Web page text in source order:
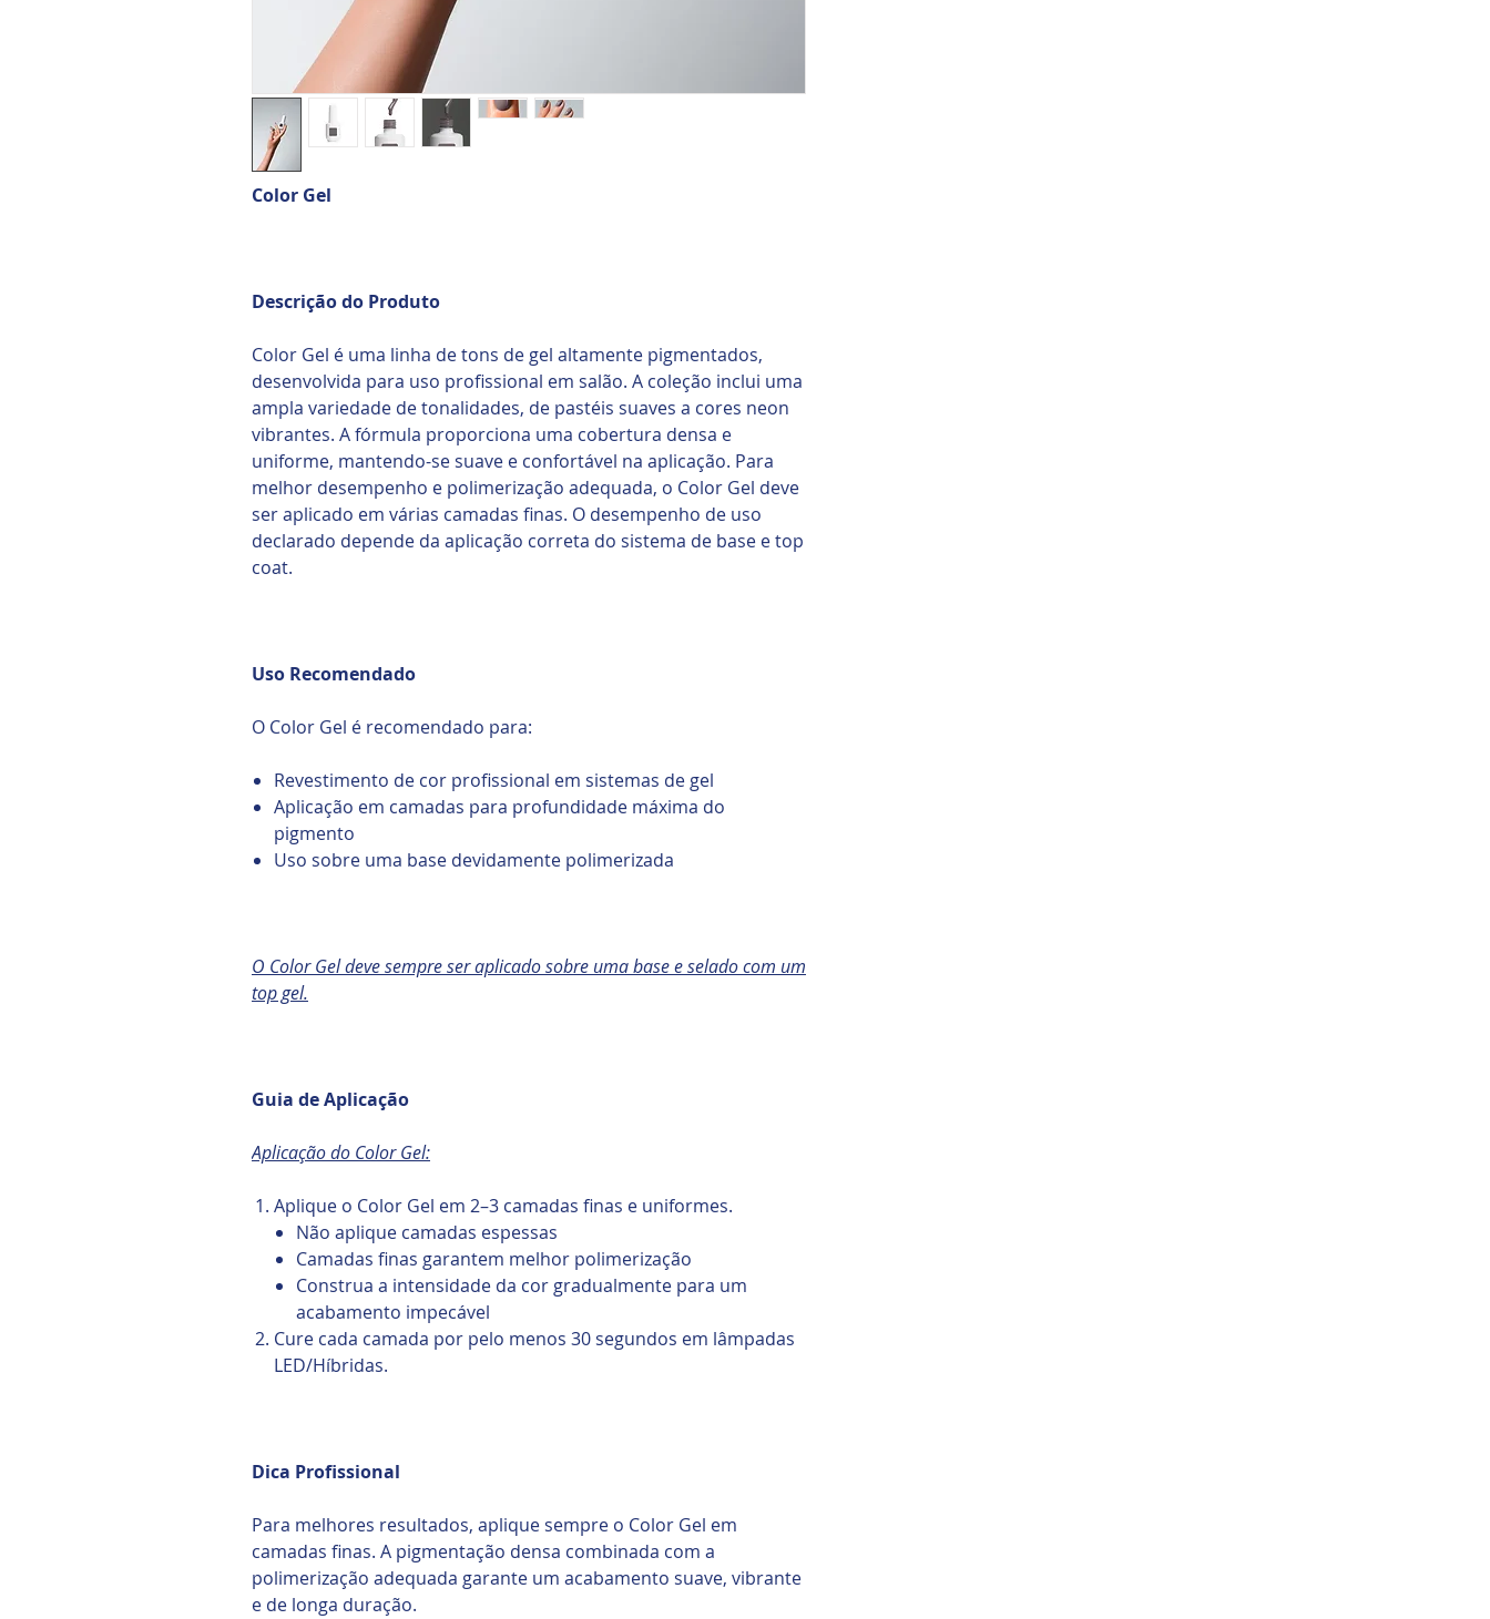
Color Gel
Descrição do Produto
Color Gel é uma linha de tons de gel altamente pigmentados,
desenvolvida para uso profissional em salão. A coleção inclui uma
ampla variedade de tonalidades, de pastéis suaves a cores neon
vibrantes. A fórmula proporciona uma cobertura densa e
uniforme, mantendo-se suave e confortável na aplicação. Para
melhor desempenho e polimerização adequada, o Color Gel deve
ser aplicado em várias camadas finas. O desempenho de uso
declarado depende da aplicação correta do sistema de base e top
coat.
Uso Recomendado
O Color Gel é recomendado para:
Revestimento de cor profissional em sistemas de gel
Aplicação em camadas para profundidade máxima do
pigmento
Uso sobre uma base devidamente polimerizada
O Color Gel deve sempre ser aplicado sobre uma base e selado com um
top gel.
Guia de Aplicação
Aplicação do Color Gel:
Aplique o Color Gel em 2–3 camadas finas e uniformes.
Não aplique camadas espessas
Camadas finas garantem melhor polimerização
Construa a intensidade da cor gradualmente para um
acabamento impecável
Cure cada camada por pelo menos 30 segundos em lâmpadas
LED/Híbridas.
Dica Profissional
Para melhores resultados, aplique sempre o Color Gel em
camadas finas. A pigmentação densa combinada com a
polimerização adequada garante um acabamento suave, vibrante
e de longa duração.